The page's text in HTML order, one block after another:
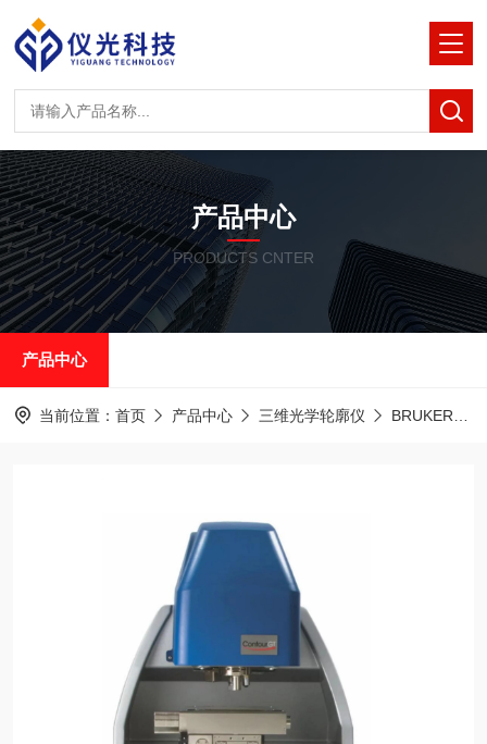
产品中心
PRODUCTS CNTER
产品中心
当前位置： 首页 产品中心 三维光学轮廓仪 BRUKER白光干涉光学轮廓仪